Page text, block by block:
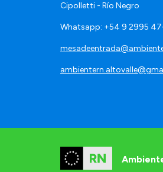
Cipolletti - Río Negro
Whatsapp: +54 9 2995